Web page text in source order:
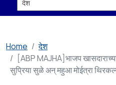
Home
देश
[ABP MAJHA]भाजप
सुप्रिया सुळे अन् महुआ मोईत्रा